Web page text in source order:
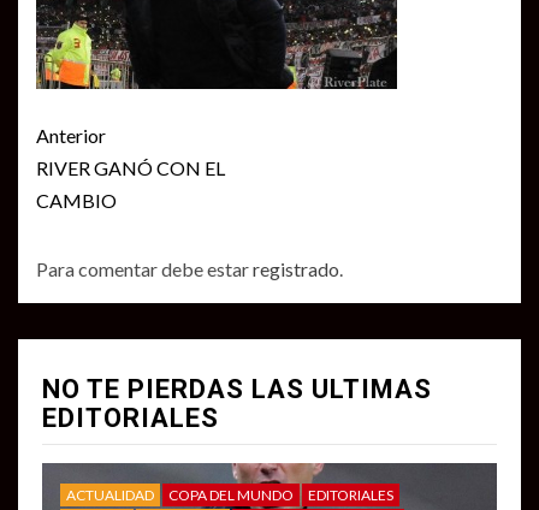
Seguir
leyendo
Anterior
RIVER GANÓ CON EL
CAMBIO
Para comentar debe estarregistrado.
NO TE PIERDAS LAS ULTIMAS
EDITORIALES
ACTUALIDAD COPA DEL MUNDO
EDITORIALES